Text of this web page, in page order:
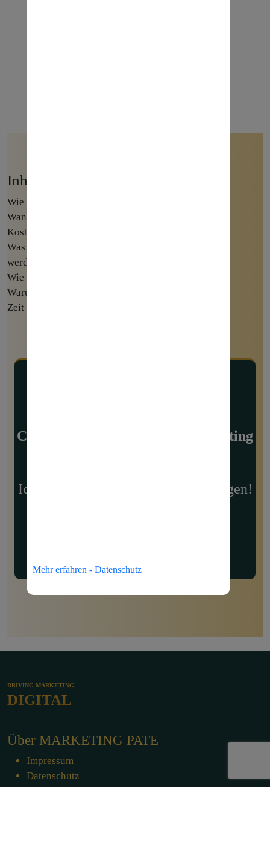
Mehr erfahren - Datenschutz
Inhalt des Webinars
Wie funktioniert Werbung bei Google?
Wann sich die Schaltung von Werbung lohnt
Kostenfallen bei der Werbung vermeiden
Was sollte vor der Schaltung der Werbung beachtet
werden?
Wie werden Anzeigen bei Google & Bing erstellt?
Warum es sich lohnt einen Experten zu beauftragen
Zeit für Ihre Fragen
Christian Jäger – Gründer Marketing
Ich beantworte Ihnen gerne alle Fragen!
DRIVING MARKETING
DIGITAL
Über MARKETING PATE
Impressum
Datenschutz